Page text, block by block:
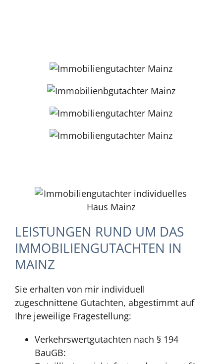
LEISTUNGEN RUND UM DAS
IMMOBILIENGUTACHTEN IN
MAINZ
Sie erhalten von mir individuell
zugeschnittene Gutachten, abgestimmt auf
Ihre jeweilige Fragestellung:
Verkehrswertgutachten nach § 194
BauGB: